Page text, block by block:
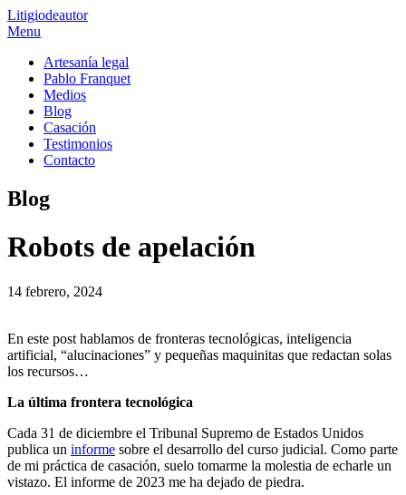
Litigiodeautor
Menu
Artesanía legal
Pablo Franquet
Medios
Blog
Casación
Testimonios
Contacto
Blog
Robots de apelación
14 febrero, 2024
En este post hablamos de fronteras tecnológicas, inteligencia
artificial, “alucinaciones” y pequeñas maquinitas que redactan solas
los recursos…
La última frontera tecnológica
Cada 31 de diciembre el Tribunal Supremo de Estados Unidos
publica un informe sobre el desarrollo del curso judicial. Como parte
de mi práctica de casación, suelo tomarme la molestia de echarle un
vistazo. El informe de 2023 me ha dejado de piedra.